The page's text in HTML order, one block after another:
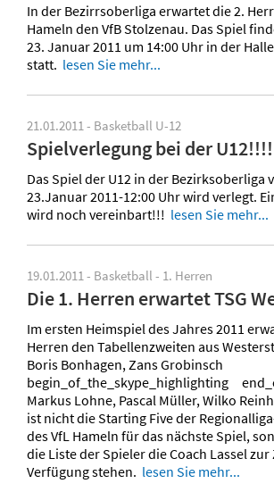
In der Bezirrsoberliga erwartet die 2.
Hameln den VfB Stolzenau. Das Spiel
23. Januar 2011 um 14:00 Uhr in der
statt. lesen Sie mehr...
21.01.2011 - Basketball U-12
Spielverlegung bei der
Das Spiel der U12 in der Bezirksoberliga
23.Januar 2011-12:00 Uhr wird verlegt.
wird noch vereinbart!!! lesen Sie mehr...
19.01.2011 - Basketball - 1. Herren
Die 1. Herren erwartet TSG
Im ersten Heimspiel des Jahres 2011
Herren den Tabellenzweiten aus
Boris Bonhagen, Zans Grobinsch
begin_of_the_skype_highlighting
Markus Lohne, Pascal Müller, Wilko
ist nicht die Starting Five der
des VfL Hameln für das nächste Spiel,
die Liste der Spieler die Coach Lassel
Verfügung stehen. lesen Sie mehr...